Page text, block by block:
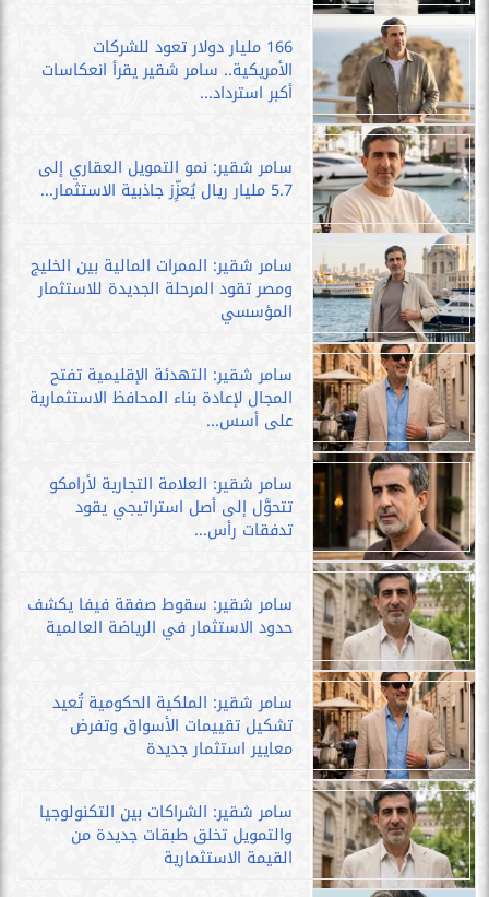
166 مليار دولار تعود للشركات
الأمريكية.. سامر شقير يقرأ انعكاسات
أكبر استرداد...
سامر شقير: نمو التمويل العقاري إلى
5.7 مليار ريال يُعزِّز جاذبية الاستثمار...
سامر شقير: الممرات المالية بين الخليج
ومصر تقود المرحلة الجديدة للاستثمار
المؤسسي
سامر شقير: التهدئة الإقليمية تفتح
المجال لإعادة بناء المحافظ الاستثمارية
على أسس...
سامر شقير: العلامة التجارية لأرامكو
تتحوَّل إلى أصل استراتيجي يقود
تدفقات رأس...
سامر شقير: سقوط صفقة فيفا يكشف
حدود الاستثمار في الرياضة العالمية
سامر شقير: الملكية الحكومية تُعيد
تشكيل تقييمات الأسواق وتفرض
معايير استثمار جديدة
سامر شقير: الشراكات بين التكنولوجيا
والتمويل تخلق طبقات جديدة من
القيمة الاستثمارية